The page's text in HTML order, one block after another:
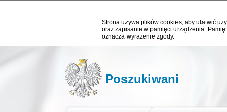
Strona używa plików cookies, aby ułatwić
oraz zapisanie w pamięci urządzenia.
oznacza wyrażenie zgody.
Poszukiwani